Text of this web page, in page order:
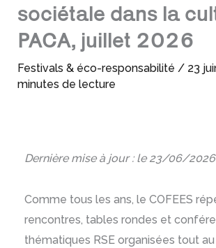
sociétale dans la
PACA, juillet 2026
Festivals & éco-responsabilité / 23
minutes de lecture
Dernière mise à jour : le 23/06/2026
Comme tous les ans, le COFEES
rencontres, tables rondes et
thématiques RSE organisées tout